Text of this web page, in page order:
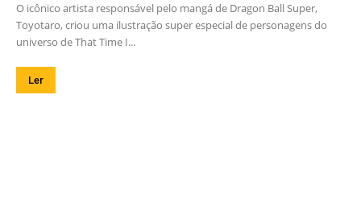
O icônico artista responsável pelo mangá de Dragon Ball Super,
Toyotaro, criou uma ilustração super especial de personagens do
universo de That Time I...
Ler